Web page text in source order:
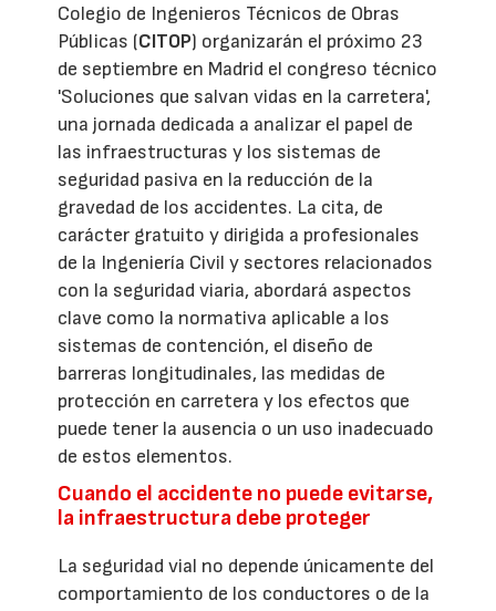
Colegio de Ingenieros Técnicos de Obras
Públicas (CITOP) organizarán el próximo 23
de septiembre en Madrid el congreso técnico
'Soluciones que salvan vidas en la carretera',
una jornada dedicada a analizar el papel de
las infraestructuras y los sistemas de
seguridad pasiva en la reducción de la
gravedad de los accidentes. La cita, de
carácter gratuito y dirigida a profesionales
de la Ingeniería Civil y sectores relacionados
con la seguridad viaria, abordará aspectos
clave como la normativa aplicable a los
sistemas de contención, el diseño de
barreras longitudinales, las medidas de
protección en carretera y los efectos que
puede tener la ausencia o un uso inadecuado
de estos elementos.
Cuando el accidente no puede evitarse,
la infraestructura debe proteger
La seguridad vial no depende únicamente del
comportamiento de los conductores o de la